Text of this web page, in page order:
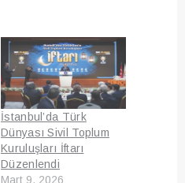
İstanbul’da Türk
Dünyası Sivil Toplum
Kuruluşları İftarı
Düzenlendi
Mart 9, 2026